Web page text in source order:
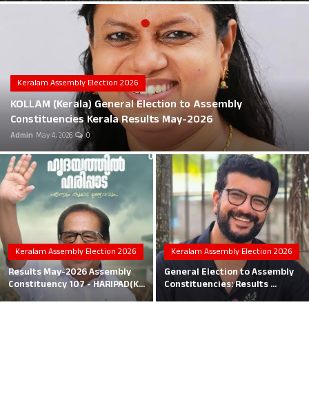
Career
Education
Business
Local News
Earn Money
Tutorials
Malayalam
Keralam Assembly Election 2026
KOLLAM (Kerala) General Election to Assembly
Constituencies Kerala Results May-2026
Admin May 4, 2026 0
Keralam Assembly Election 2026
Results May-2026 Assembly
Constituency 107 - HARIPAD(K...
Keralam Assembly Election 2026
General Election to Assembly
Constituencies: Results ...